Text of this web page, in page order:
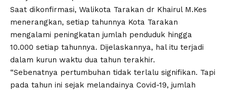
Saat dikonfirmasi, Walikota Tarakan dr Khairul M.Kes
menerangkan, setiap tahunnya Kota Tarakan
mengalami peningkatan jumlah penduduk hingga
10.000 setiap tahunnya. Dijelaskannya, hal itu terjadi
dalam kurun waktu dua tahun terakhir.
“Sebenatnya pertumbuhan tidak terlalu signifikan. Tapi
pada tahun ini sejak melandainya Covid-19, jumlah